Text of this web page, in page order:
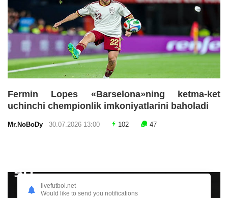
Fermin Lopes «Barselona»ning ketma-ket
uchinchi chempionlik imkoniyatlarini baholadi
Mr.NoBoDy 30.07.2026 13:00 102 47
livefutbol.net
Would like to send you notifications